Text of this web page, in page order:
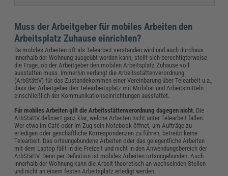
Muss der Arbeitgeber für mobiles Arbeiten den
Arbeitsplatz Zuhause einrichten?
Da mobiles Arbeiten oft als Telearbeit verstanden wird und auch durchaus
innerhalb der Wohnung ausgeübt werden kann, stellt sich berechtigterweise
die Frage, ob der Arbeitgeber den mobilen Arbeitsplatz Zuhause voll
ausstatten muss. Immerhin verlangt die Arbeitsstättenverordnung
(ArbStättV) für das Zustandekommen einer Vereinbarung über Telearbeit u.a.,
dass der Arbeitgeber den Telearbeitsplatz mit Mobiliar und Arbeitsmitteln
einschließlich der Kommunikationseinrichtungen ausstattet.
Für mobiles Arbeiten gilt die Arbeitsstättenverordnung dagegen nicht. Die
ArbStättV definiert ganz klar, welche Arbeiten nicht unter Telearbeit fallen:
Wer etwa im Café oder im Zug sein Notebook öffnet, um Aufträge zu
erledigen oder geschäftliche Korrespondenzen zu führen, betreibt keine
Telearbeit. Das ortsungebundene Arbeiten oder das gelegentliche Arbeiten
mit dem Laptop fällt in die Freizeit und nicht in den Anwendungsbereich der
ArbStättV. Denn per Definition ist mobiles Arbeiten ortsungebunden. Auch
innerhalb der Wohnung kann die Arbeit theoretisch an wechselnden Stellen
und nicht an einem festen Arbeitsplatz erledigt werden.